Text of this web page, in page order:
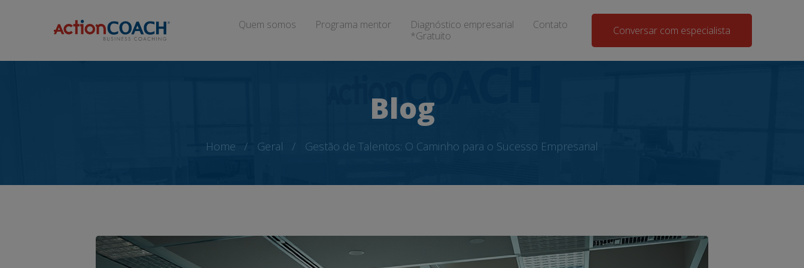
Quem somos Programa mentor
Diagnóstico empresarial
*Gratuito
Contato Conversar com especialista
Blog
Home Geral Gestão de Talentos: O Caminho para o Sucesso Empresarial